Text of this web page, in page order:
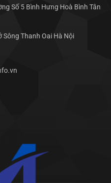
Số 5 Bình Hưng Hoà Bình Tân
Sông Thanh Oai Hà Nội